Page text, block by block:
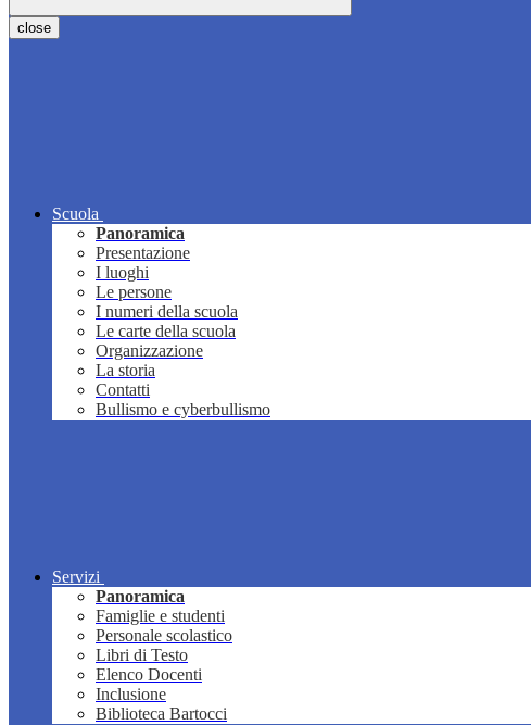
close
Scuola
Panoramica
Presentazione
I luoghi
Le persone
I numeri della scuola
Le carte della scuola
Organizzazione
La storia
Contatti
Bullismo e cyberbullismo
Servizi
Panoramica
Famiglie e studenti
Personale scolastico
Libri di Testo
Elenco Docenti
Inclusione
Biblioteca Bartocci